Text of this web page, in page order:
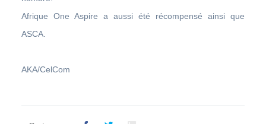
Afrique One Aspire a aussi été récompensé ainsi que
ASCA.
AKA/CelCom